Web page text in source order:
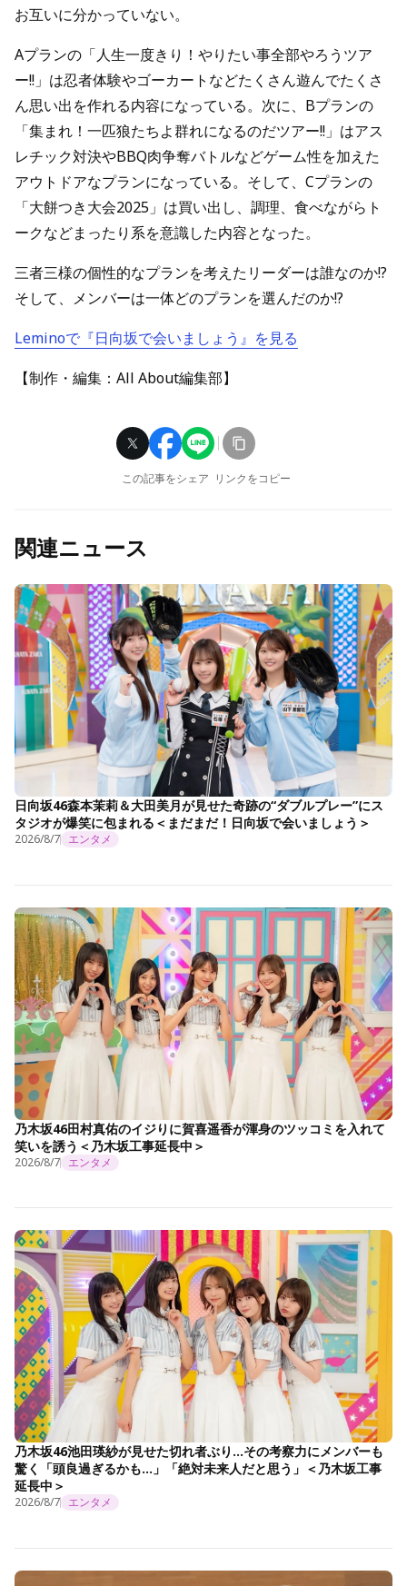
お互いに分かっていない。
Aプランの「人生一度きり！やりたい事全部やろうツア
ー!!」は忍者体験やゴーカートなどたくさん遊んでたくさ
ん思い出を作れる内容になっている。次に、Bプランの
「集まれ！一匹狼たちよ群れになるのだツアー!!」はアス
レチック対決やBBQ肉争奪バトルなどゲーム性を加えた
アウトドアなプランになっている。そして、Cプランの
「大餅つき大会2025」は買い出し、調理、食べながらト
ークなどまったり系を意識した内容となった。
三者三様の個性的なプランを考えたリーダーは誰なのか!?
そして、メンバーは一体どのプランを選んだのか!?
Leminoで『日向坂で会いましょう』を見る
【制作・編集：All About編集部】
この記事をシェア リンクをコピー
関連ニュース
日向坂46森本茉莉＆大田美月が見せた奇跡の“ダブルプレー”にス
タジオが爆笑に包まれる＜まだまだ！日向坂で会いましょう＞
2026/8/7 エンタメ
乃木坂46田村真佑のイジりに賀喜遥香が渾身のツッコミを入れて
笑いを誘う＜乃木坂工事延長中＞
2026/8/7 エンタメ
乃木坂46池田瑛紗が見せた切れ者ぶり…その考察力にメンバーも
驚く「頭良過ぎるかも…」「絶対未来人だと思う」＜乃木坂工事
延長中＞
2026/8/7 エンタメ